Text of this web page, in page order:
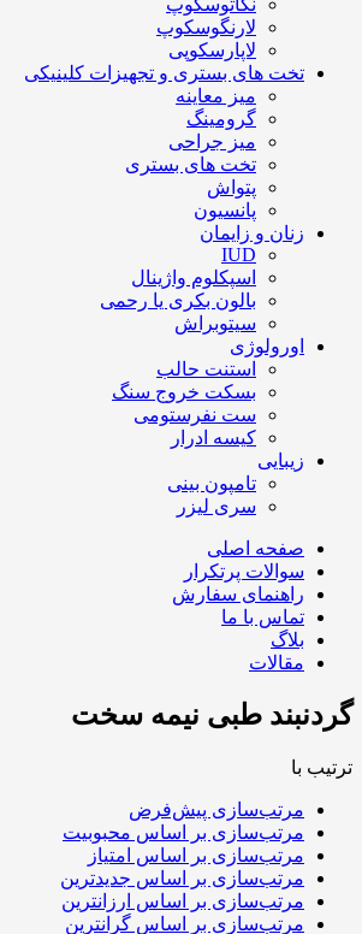
نگاتوسکوپ
لارنگوسکوپ
لاپارسکوپی
تخت های بستری و تجهیزات کلینیکی
میز معاینه
گرومینگ
میز جراحی
تخت های بستری
پتواش
پانسیون
زنان و زایمان
IUD
اسپکلوم واژینال
بالون بکری یا رحمی
سیتوبراش
اورولوژی
استنت حالب
بسکت خروج سنگ
ست نفرستومی
کیسه ادرار
زیبایی
تامپون بینی
سری لیزر
صفحه اصلی
سوالات پرتکرار
راهنمای سفارش
تماس با ما
بلاگ
مقالات
گردنبند طبی نیمه سخت
ترتیب با
مرتب‌سازی پیش‌فرض
مرتب‌سازی بر اساس محبوبیت
مرتب‌سازی بر اساس امتیاز
مرتب‌سازی بر اساس جدیدترین
مرتب‌سازی بر اساس ارزانترین
مرتب‌سازی بر اساس گرانترین